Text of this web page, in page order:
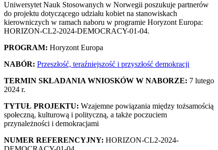
Uniwersytet Nauk Stosowanych w Norwegii poszukuje partnerów
do projektu dotyczącego udziału kobiet na stanowiskach
kierowniczych w ramach naboru w programie Horyzont Europa:
HORIZON-CL2-2024-DEMOCRACY-01-04.
PROGRAM: Horyzont Europa
NABÓR: Przeszłość, teraźniejszość i przyszłość demokracji
TERMIN SKŁADANIA WNIOSKÓW W NABORZE: 7 lutego
2024 r.
TYTUŁ PROJEKTU: Wzajemne powiązania między tożsamością
społeczną, kulturową i polityczną, a także poczuciem
przynależności i demokracjami
NUMER REFERENCYJNY: HORIZON-CL2-2024-